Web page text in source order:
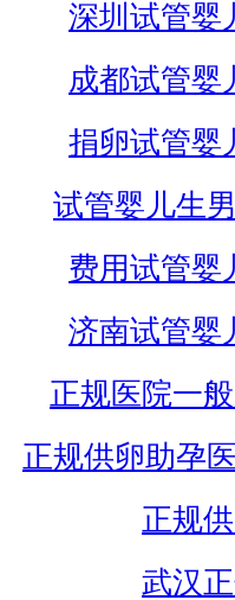
深圳试管婴
成都试管婴
捐卵试管婴
试管婴儿生
费用试管婴
济南试管婴
正规医院一
正规供卵助孕
正规
武汉